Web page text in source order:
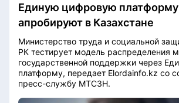
Единую цифровую платформу
апробируют в Казахстане
Министерство труда и социальной
РК тестирует модель распределения
государственной поддержки через
платформу, передает Elordainfo.kz со
пресс-службу МТСЗН.